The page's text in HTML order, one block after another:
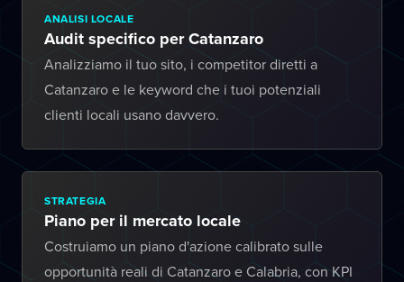
ANALISI LOCALE
Audit specifico per Catanzaro
Analizziamo il tuo sito, i competitor diretti a
Catanzaro e le keyword che i tuoi potenziali
clienti locali usano davvero.
STRATEGIA
Piano per il mercato locale
Costruiamo un piano d'azione calibrato sulle
opportunità reali di Catanzaro e Calabria, con KPI